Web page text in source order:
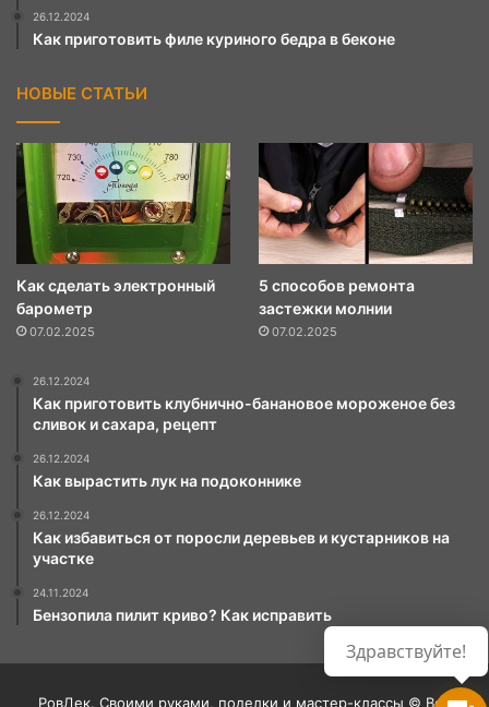
26.12.2024
Как приготовить филе куриного бедра в беконе
НОВЫЕ СТАТЬИ
Как сделать электронный
барометр
07.02.2025
5 способов ремонта
застежки молнии
07.02.2025
26.12.2024
Как приготовить клубнично-банановое мороженое без
сливок и сахара, рецепт
26.12.2024
Как вырастить лук на подоконнике
26.12.2024
Как избавиться от поросли деревьев и кустарников на
участке
24.11.2024
Бензопила пилит криво? Как исправить
РовДек. Своими руками, поделки и мастер-классы © Все